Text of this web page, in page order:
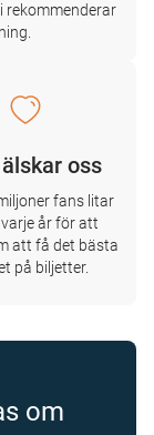
rekommenderar
oss
fans litar
år för att
att få det bästa
på biljetter.
om